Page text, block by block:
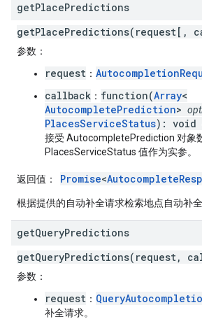
getPlacePredictions
getPlacePredictions(request[,
参数 ：
request ：
callback ： function(Array<
AutocompletePrediction>
PlacesServiceStatus): void
接受 AutocompletePrediction 对象
PlacesServiceStatus 值作为实参。
返回值 ： Promise<
根据提供的自动补全请求检索地点自动补全
getQueryPredictions
getQueryPredictions(request,
参数 ：
request ：
补全请求。